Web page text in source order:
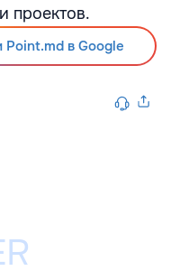
проектов.
Point.md в Google